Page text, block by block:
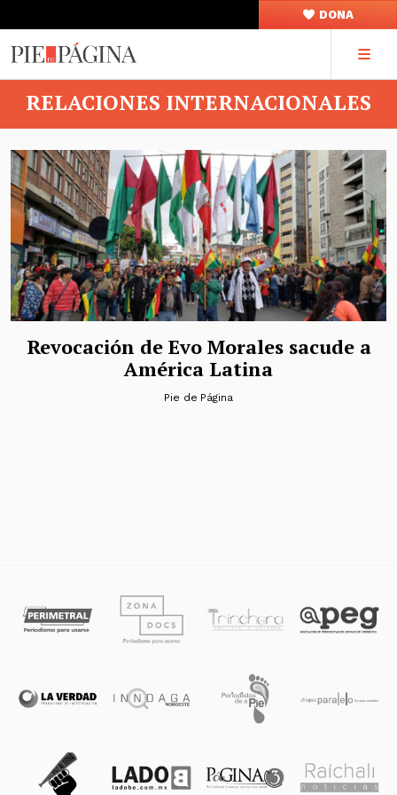
DONA
RELACIONES INTERNACIONALES
Revocación de Evo Morales sacude a
América Latina
Pie de Página